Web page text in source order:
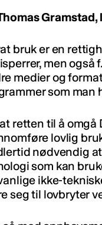
bruk er en
men også
medier og
som man
retten til å
lovlig
nødvendig
som kan
ikke-
seg til lovbryter